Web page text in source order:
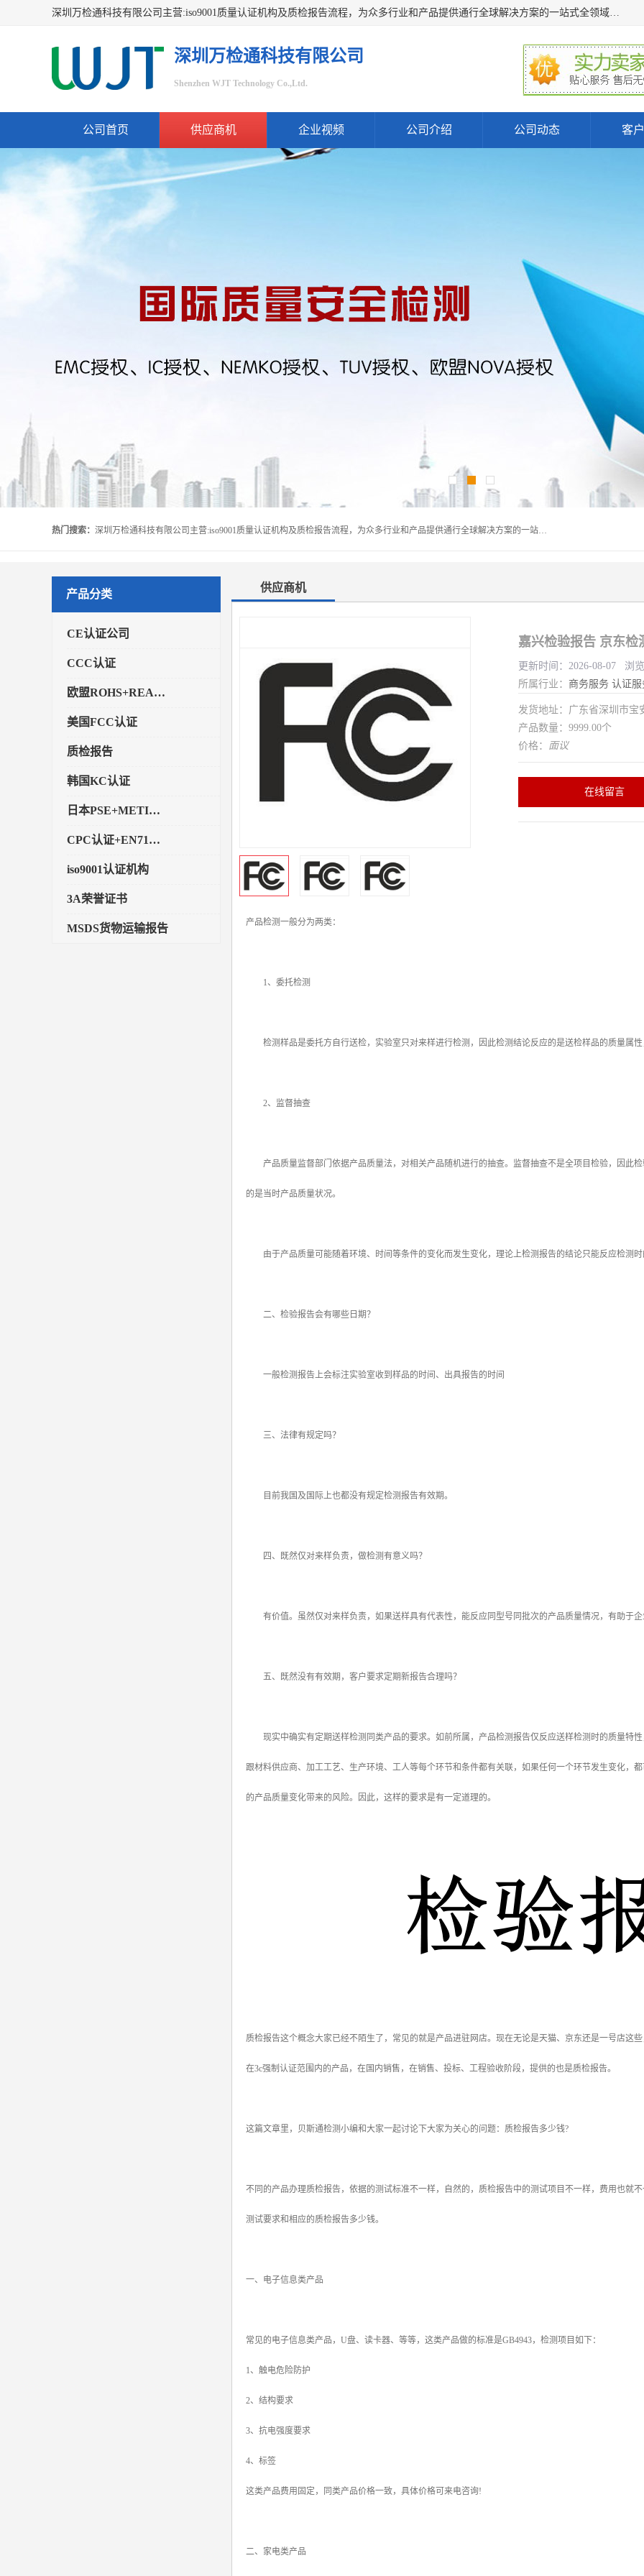
深圳万检通科技有限公司主营:iso9001质量认证机构及质检报告流程，为众多行业和产品提供通行全球解决方案的一站式全领域公共检测、鉴定、验货、srrc认证,质量检测认证及CE认证公司，帮助企业应对全球各种技术贸易壁垒，提升企业竞争优势，满足其对品质的高标准要求。
深圳万检通科技有限公司
Shenzhen WJT Technology Co.,Ltd.
公司首页 供应商机 企业视频 公司介绍 公司动态 客
热门搜索： 深圳万检通科技有限公司主营:iso9001质量认证机构及质检报告流程，为众多行业和产品提供通行全球解决方案的一站式全领域公共检测、鉴定、验货、srrc认证,质量检测认证及CE认证公司，帮助企业应对全球各种技术贸易壁垒，提升企业竞争优势，满足其对品质的高标准要求。
产品分类
CE认证公司
CCC认证
欧盟ROHS+REACH认证
美国FCC认证
质检报告
韩国KC认证
日本PSE+METI备案
CPC认证+EN71玩具认证
iso9001认证机构
3A荣誉证书
MSDS货物运输报告
供应商机
嘉兴检验报告 京东检
更新时间：2026-08-07 浏
所属行业： 商务服务 认证服
发货地址：广东省深圳市宝
产品数量：9999.00个
价格： 面议
在线留言
产品检测一般分为两类：
1、委托检测
检测样品是委托方自行送检，实验室只对来样进行检测，因此检测结论反应的是送检样品的质量属性
2、监督抽查
产品质量监督部门依据产品质量法，对相关产品随机进行的抽查。监督抽查不是全项目检验，因此
的是当时产品质量状况。
由于产品质量可能随着环境、时间等条件的变化而发生变化，理论上检测报告的结论只能反应检测时
二、检验报告会有哪些日期？
一般检测报告上会标注实验室收到样品的时间、出具报告的时间
三、法律有规定吗？
目前我国及国际上也都没有规定检测报告有效期。
四、既然仅对来样负责，做检测有意义吗？
有价值。虽然仅对来样负责，如果送样具有代表性，能反应同型号同批次的产品质量情况，有助于企
五、既然没有有效期，客户要求定期新报告合理吗？
现实中确实有定期送样检测同类产品的要求。如前所属，产品检测报告仅反应送样检测时的质量特
跟材料供应商、加工工艺、生产环境、工人等每个环节和条件都有关联，如果任何一个环节发生变化，
的产品质量变化带来的风险。因此，这样的要求是有一定道理的。
质检报告这个概念大家已经不陌生了，常见的就是产品进驻网店。现在无论是天猫、京东还是一号店这
在3c强制认证范围内的产品，在国内销售，在销售、投标、工程验收阶段，提供的也是质检报告。
这篇文章里，贝斯通检测小编和大家一起讨论下大家为关心的问题：质检报告多少钱?
不同的产品办理质检报告，依据的测试标准不一样，自然的，质检报告中的测试项目不一样，费用也就
测试要求和相应的质检报告多少钱。
一、电子信息类产品
常见的电子信息类产品，U盘、读卡器、等等，这类产品做的标准是GB4943，检测项目如下：
1、触电危险防护
2、结构要求
3、抗电强度要求
4、标签
这类产品费用固定，同类产品价格一致，具体价格可来电咨询!
二、家电类产品